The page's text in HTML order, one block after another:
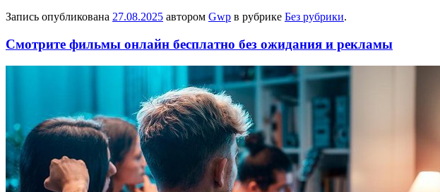
Запись опубликована 27.08.2025 автором Gwp в рубрике Без рубрики.
Смотрите фильмы онлайн бесплатно без ожидания и рекламы